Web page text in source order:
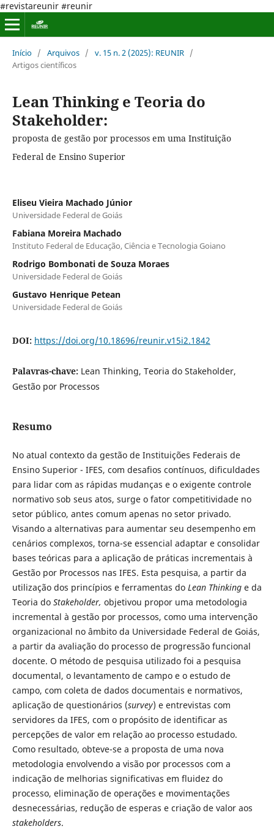
#revistareunir #reunir
Início / Arquivos / v. 15 n. 2 (2025): REUNIR /
Artigos científicos
Lean Thinking e Teoria do
Stakeholder:
proposta de gestão por processos em uma Instituição
Federal de Ensino Superior
Eliseu Vieira Machado Júnior
Universidade Federal de Goiás
Fabiana Moreira Machado
Instituto Federal de Educação, Ciência e Tecnologia Goiano
Rodrigo Bombonati de Souza Moraes
Universidade Federal de Goiás
Gustavo Henrique Petean
Universidade Federal de Goiás
DOI: https://doi.org/10.18696/reunir.v15i2.1842
Palavras-chave: Lean Thinking, Teoria do Stakeholder,
Gestão por Processos
Resumo
No atual contexto da gestão de Instituições Federais de
Ensino Superior - IFES, com desafios contínuos, dificuldades
para lidar com as rápidas mudanças e o exigente controle
normativo sob seus atos, surge o fator competitividade no
setor público, antes comum apenas no setor privado.
Visando a alternativas para aumentar seu desempenho em
cenários complexos, torna-se essencial adaptar e consolidar
bases teóricas para a aplicação de práticas incrementais à
Gestão por Processos nas IFES. Esta pesquisa, a partir da
utilização dos princípios e ferramentas do Lean Thinkinge da
Teoria do Stakeholder, objetivou propor uma metodologia
incremental à gestão por processos, como uma intervenção
organizacional no âmbito da Universidade Federal de Goiás,
a partir da avaliação do processo de progressão funcional
docente. O método de pesquisa utilizado foi a pesquisa
documental, o levantamento de campo e o estudo de
campo, com coleta de dados documentais e normativos,
aplicação de questionários (survey) e entrevistas com
servidores da IFES, com o propósito de identificar as
percepções de valor em relação ao processo estudado.
Como resultado, obteve-se a proposta de uma nova
metodologia envolvendo a visão por processos com a
indicação de melhorias significativas em fluidez do
processo, eliminação de operações e movimentações
desnecessárias, redução de esperas e criação de valor aos
stakeholders.